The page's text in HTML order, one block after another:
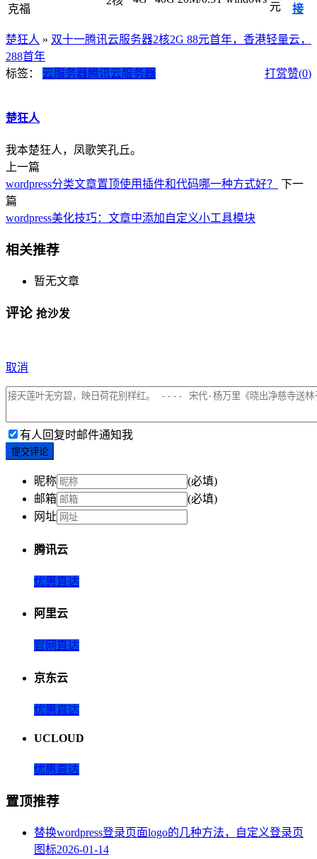
克福 元 接
楚狂人 » 双十一腾讯云服务器2核2G 88元首年，香港轻量云，
288首年
打赏赞(0)
标签： 云服务器腾讯云服务器
楚狂人
我本楚狂人，凤歌笑孔丘。
上一篇
wordpress分类文章置顶使用插件和代码哪一种方式好？
下一
篇
wordpress美化技巧：文章中添加自定义小工具模块
相关推荐
暂无文章
评论 抢沙发
取消
有人回复时邮件通知我
提交评论
昵称
(必填)
邮箱
(必填)
网址
腾讯云
优惠直达
阿里云
官网直达
京东云
优惠直达
UCLOUD
优惠直达
置顶推荐
替换wordpress登录页面logo的几种方法，自定义登录页
图标2026-01-14